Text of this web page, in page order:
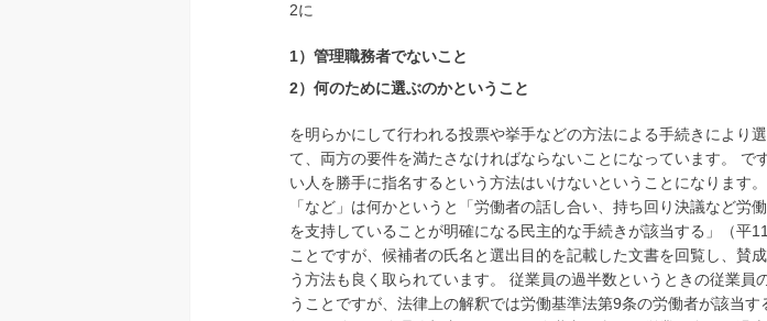
2に
1）管理職務者でないこと
2）何のために選ぶのかということ
を明らかにして行われる投票や挙手などの方法による手続きにより
て、両方の要件を満たさなければならないことになっています。 で
い人を勝手に指名するという方法はいけないということになります
「など」は何かというと「労働者の話し合い、持ち回り決議など労
を支持していることが明確になる民主的な手続きが該当する」（平
ことですが、候補者の氏名と選出目的を記載した文書を回覧し、賛
う方法も良く取られています。 従業員の過半数というときの従業員
うことですが、法律上の解釈では労働基準法第9条の労働者が該当す